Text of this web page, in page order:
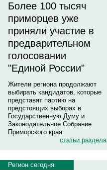
Более 100 тысяч
приморцев уже
приняли участие в
предварительном
голосовании
"Единой России"
Жители региона продолжают
выбирать кандидатов, которые
представят партию на
предстоящих выборах в
Государственную Думу и
Законодательное Собрание
Приморского края.
статьи раздела
Регион сегодня